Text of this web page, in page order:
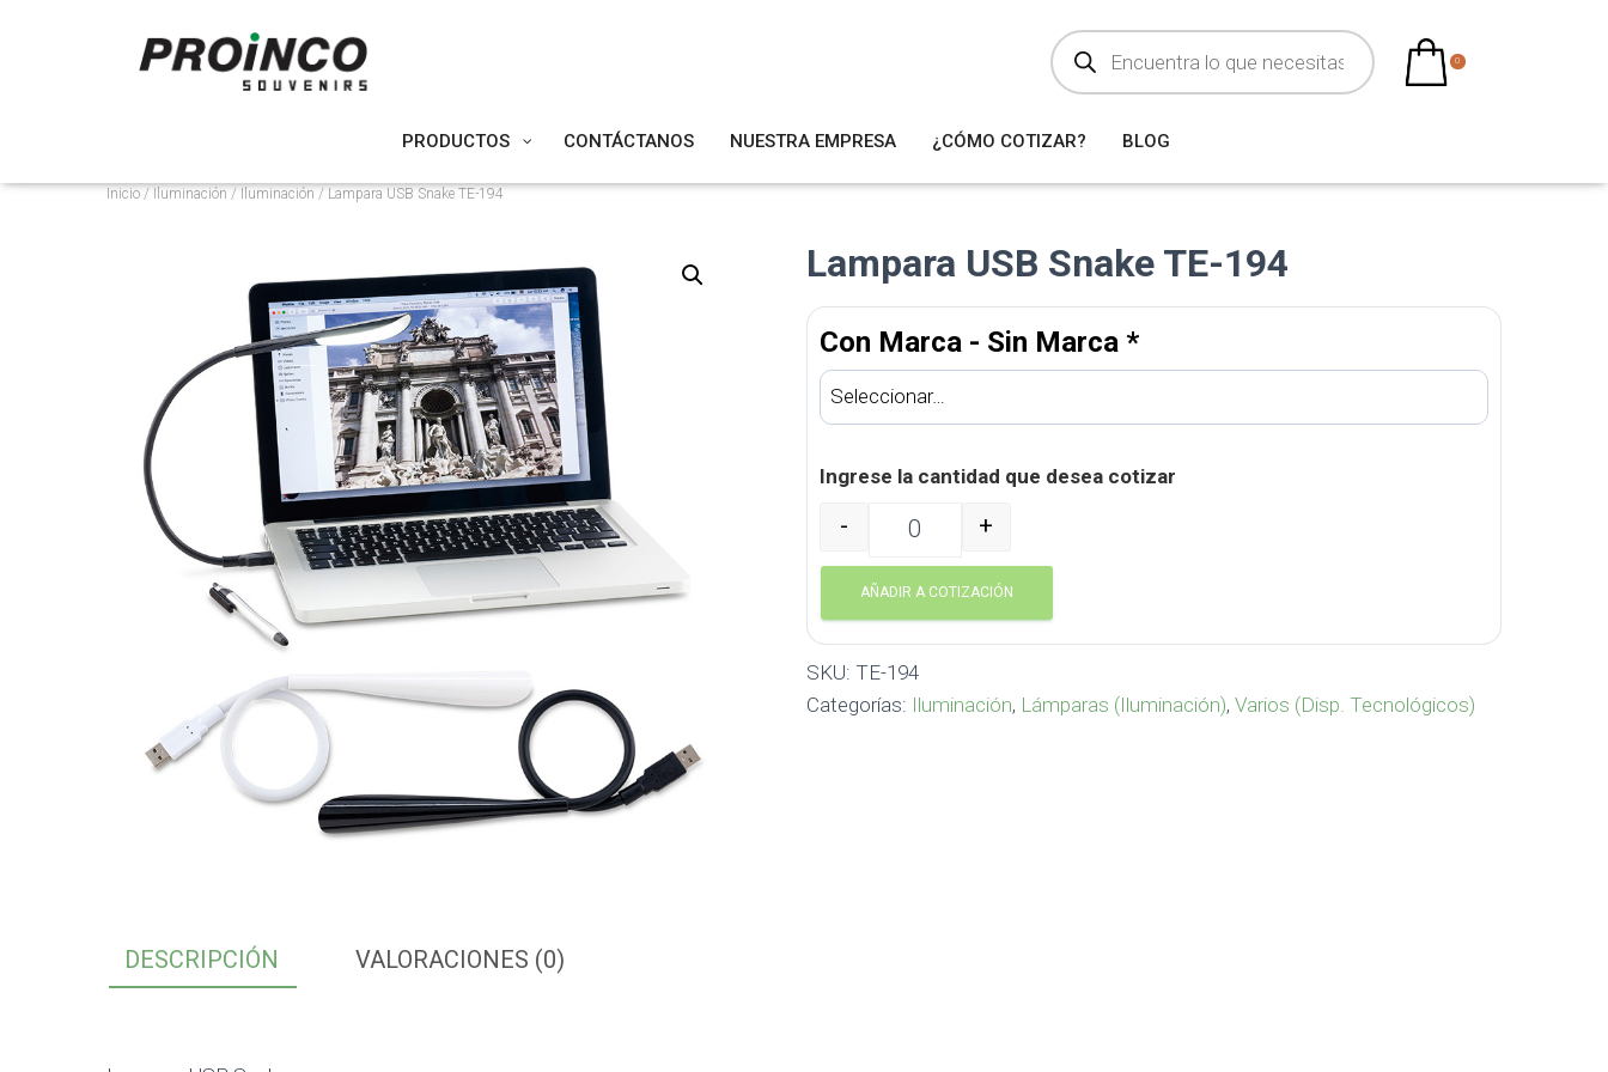
ú
q
a
d
c
t
o
0
PRODUCTOS CONTÁCTANOS NUESTRA EMPRESA ¿CÓMO COTIZAR? BLOG
Inicio/ Iluminación / Iluminación / Lampara USB Snake TE-194
Lampara USB Snake TE-194
Con Marca - Sin Marca *
Ingrese la cantidad que desea cotizar
Lampara USB Snake TE-194 cantidad
- +
AÑADIR A COTIZACIÓN
SKU: TE-194
Categorías: Iluminación, Lámparas (Iluminación), Varios (Disp. Tecnológicos)
DESCRIPCIÓN VALORACIONES (0)